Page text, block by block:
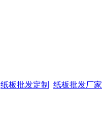
纸板批发定制 纸板批发厂家